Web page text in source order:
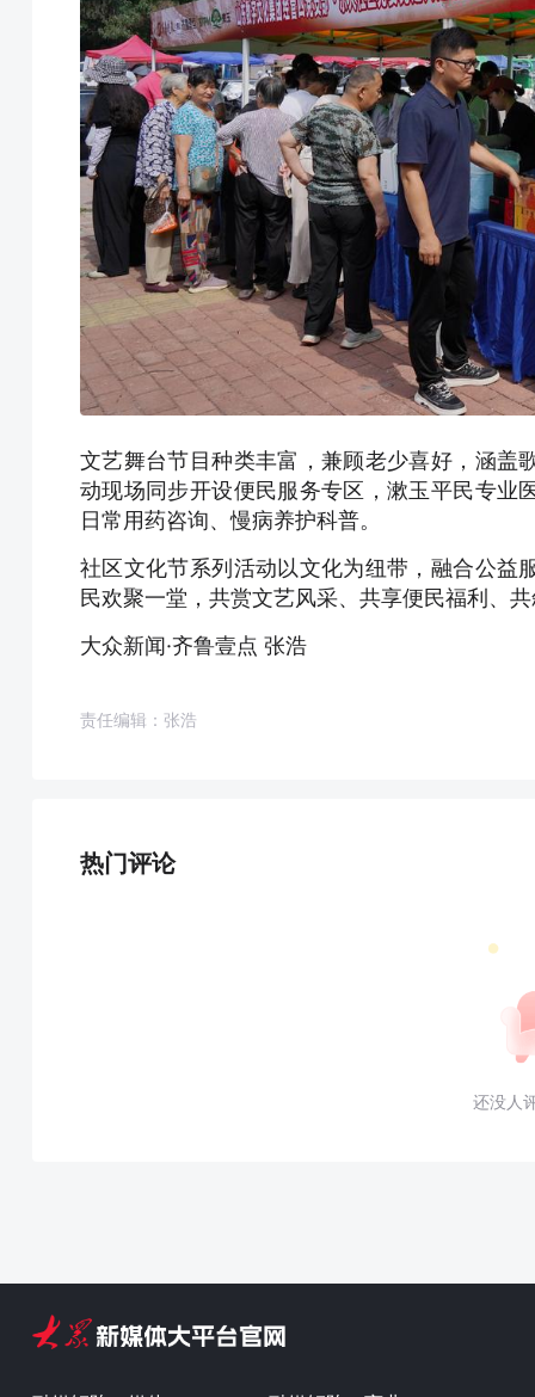
文艺舞台节目种类丰富， 兼顾老少喜好， 涵盖
动现场同步开设便民服务专区，漱玉平民专业
日常用药咨询、慢病养护科普。
社区文化节系列活动以文化为纽带，融合公益
民欢聚一堂，共赏文艺风采、共享便民福利、
大众新闻·齐鲁壹点 张浩
责任编辑：张浩
热门评论
还没人